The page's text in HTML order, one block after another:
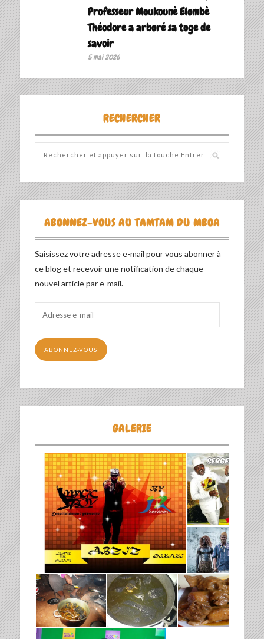
Professeur Moukounè Elombè
Théodore a arboré sa toge de
savoir ‎
5 mai 2026
RECHERCHER
ABONNEZ-VOUS AU TAMTAM DU MBOA
Saisissez votre adresse e-mail pour vous abonner à
ce blog et recevoir une notification de chaque
nouvel article par e-mail.
mail
ABONNEZ-VOUS
GALERIE